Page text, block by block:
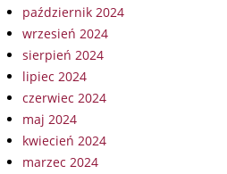
październik 2024
wrzesień 2024
sierpień 2024
lipiec 2024
czerwiec 2024
maj 2024
kwiecień 2024
marzec 2024